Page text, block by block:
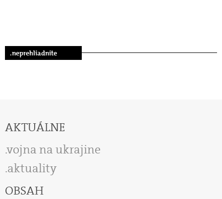
.neprehliadnite
AKTUÁLNE
vojna na ukrajine
aktuality
OBSAH